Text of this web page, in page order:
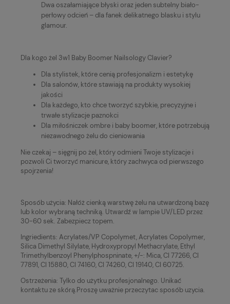
Dwa oszałamiające błyski oraz jeden subtelny biało-
perłowy odcień – dla fanek delikatnego blasku i stylu
glamour.
Dla kogo żel 3w1 Baby Boomer Nailsology Clavier?
Dla stylistek, które cenią profesjonalizm i estetykę
Dla salonów, które stawiają na produkty wysokiej
jakości
Dla każdego, kto chce tworzyć szybkie, precyzyjne i
trwałe stylizacje paznokci
Dla miłośniczek ombre i baby boomer, które potrzebują
niezawodnego żelu do cieniowania
Nie czekaj – sięgnij po żel, który odmieni Twoje stylizacje i
pozwoli Ci tworzyć manicure, który zachwyca od pierwszego
spojrzenia!
Sposób użycia: Nałóż cienką warstwę żelu na utwardzoną bazę
lub kolor wybraną techniką. Utwardź w lampie UV/LED przez
30-60 sek. Zabezpiecz topem.
Ingriedients: Acrylates/VP Copolymet, Acrylates Copolymer,
Silica Dimethyl Silylate, Hydroxypropyl Methacrylate, Ethyl
Trimethylbenzoyl Phenylphospninate, +/-: Mica, CI 77266, CI
77891, CI 15880, CI 74160, CI 74260, CI 19140, CI 60725.
Ostrzeżenia: Tylko do użytku profesjonalnego. Unikać
kontaktu ze skórą.Proszę uważnie przeczytac sposób uzycia.